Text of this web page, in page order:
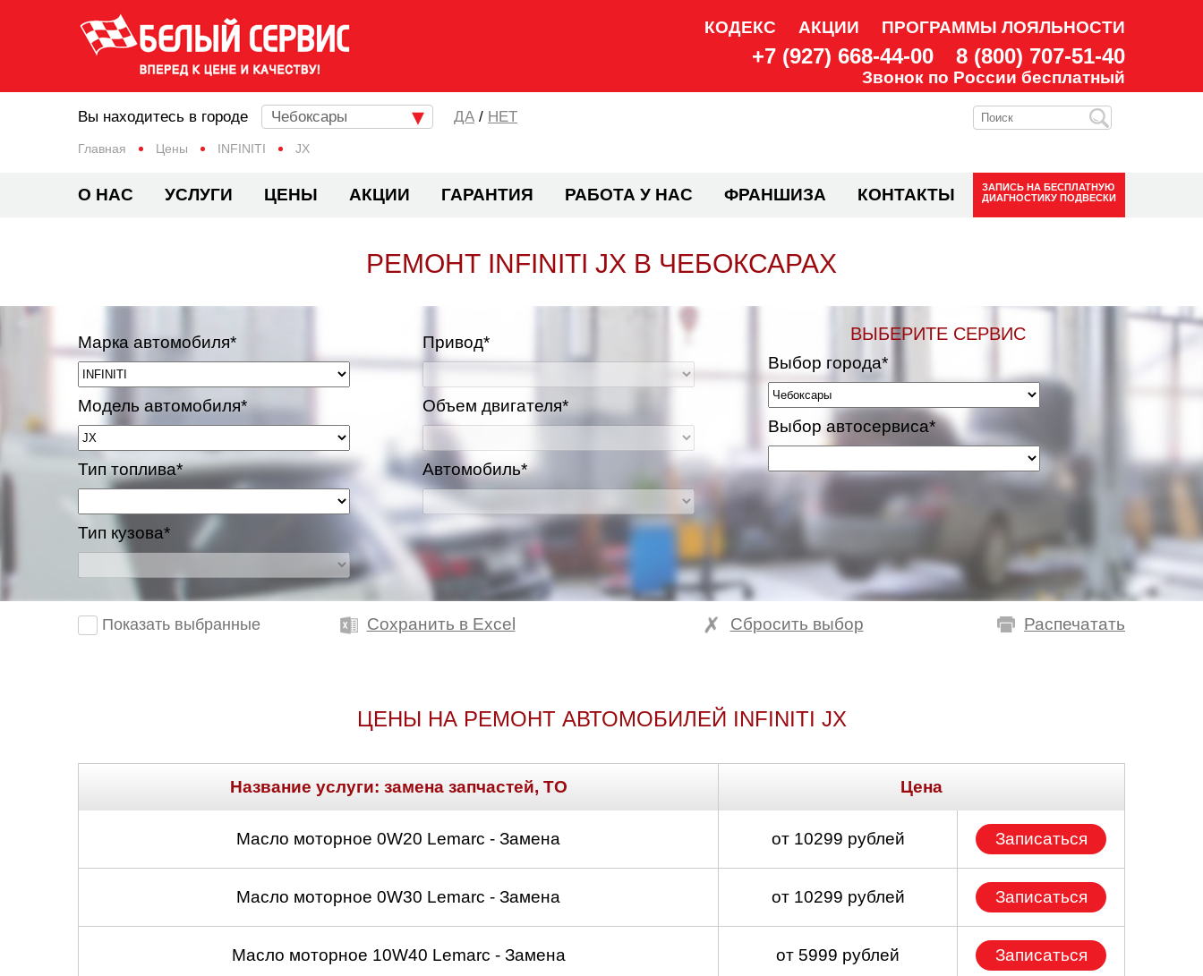
КОДЕКС АКЦИИ ПРОГРАММЫ ЛОЯЛЬНОСТИ
+7 (927) 668-44-00 8 (800) 707-51-40
Звонок по России бесплатный
Главная Цены INFINITI JX
Вы находитесь в городе Чебоксары / НЕТ
О НАС УСЛУГИ ЦЕНЫ АКЦИИ ГАРАНТИЯ РАБОТА У НАС ФРАНШИЗА КОНТАКТЫ ЗАПИСЬ НА БЕСПЛАТНУЮ
ДИАГНОСТИКУ ПОДВЕСКИ
РЕМОНТ INFINITI JX В ЧЕБОКСАРАХ
Марка автомобиля*
Модель автомобиля*
Тип топлива*
Тип кузова*
Привод*
Объем двигателя*
Автомобиль*
ВЫБЕРИТЕ СЕРВИС
Выбор города*
Выбор автосервиса*
Показать выбранные Сохранить в Excel Распечатать
Сбросить выбор
ЦЕНЫ НА РЕМОНТ АВТОМОБИЛЕЙ INFINITI JX
Название услуги: замена запчастей, ТО Цена
Масло моторное 0W20 Lemarc - Замена от 10299 рублей Записаться
Масло моторное 0W30 Lemarc - Замена от 10299 рублей Записаться
Масло моторное 10W40 Lemarc - Замена от 5999 рублей Записаться